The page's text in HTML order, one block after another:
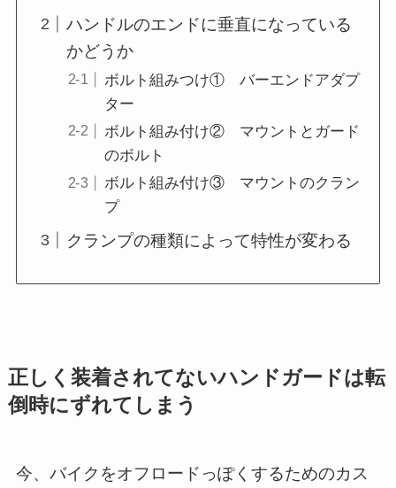
ハンドルのエンドに垂直になっている
かどうか
ボルト組みつけ① バーエンドアダプ
ター
ボルト組み付け② マウントとガード
のボルト
ボルト組み付け③ マウントのクラン
プ
クランプの種類によって特性が変わる
正しく装着されてないハンドガードは転
倒時にずれてしまう
今、バイクをオフロードっぽくするためのカス